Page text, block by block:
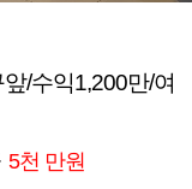
/수익1,200만/여
5천 만원